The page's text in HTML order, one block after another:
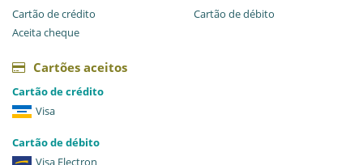
Cartão de crédito
Cartão de débito
Aceita cheque
Cartões aceitos
Cartão de crédito
Visa
Cartão de débito
Visa Electron